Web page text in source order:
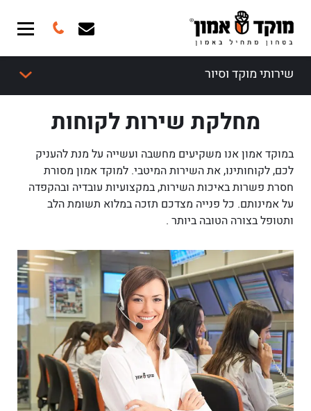
שירותי מוקד וסיור
מחלקת שירות לקוחות
במוקד אמון אנו משקיעים מחשבה ועשייה על מנת להעניק
לכם, לקוחותינו, את השירות המיטבי. למוקד אמון מסורת
חסרת פשרות באיכות השירות, במקצועיות עובדיה ובהקפדה
על אמינותם. כל פנייה מצדכם תזכה במלוא תשומת הלב
ותטופל בצורה הטובה ביותר .